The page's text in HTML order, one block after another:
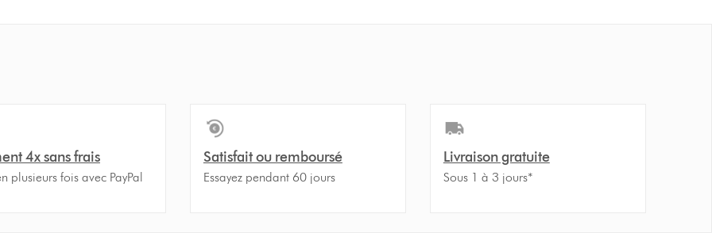
4x sans frais
plusieurs fois avec PayPal
Satisfait ou remboursé
Essayez pendant 60 jours
Livraison gratuite
Sous 1 à 3 jours*